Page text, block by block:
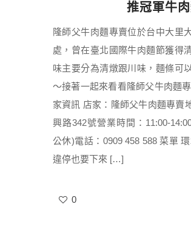
推冠軍牛
隆師父牛肉麵專賣位於台中大里
處，曾在臺北國際牛肉麵節獲得
味主要分為清燉跟川味，麵條可
～接著一起來看看隆師父牛肉麵
家資訊 店家：隆師父牛肉麵專賣
興路342號營業時間：11:00-
公休)電話：0909 458 588 菜單
違停也要下來 […]
0